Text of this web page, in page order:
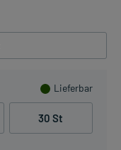
Lieferbar
30 St